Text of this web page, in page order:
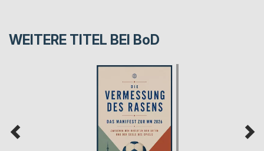
WEITERE TITEL BEI BoD